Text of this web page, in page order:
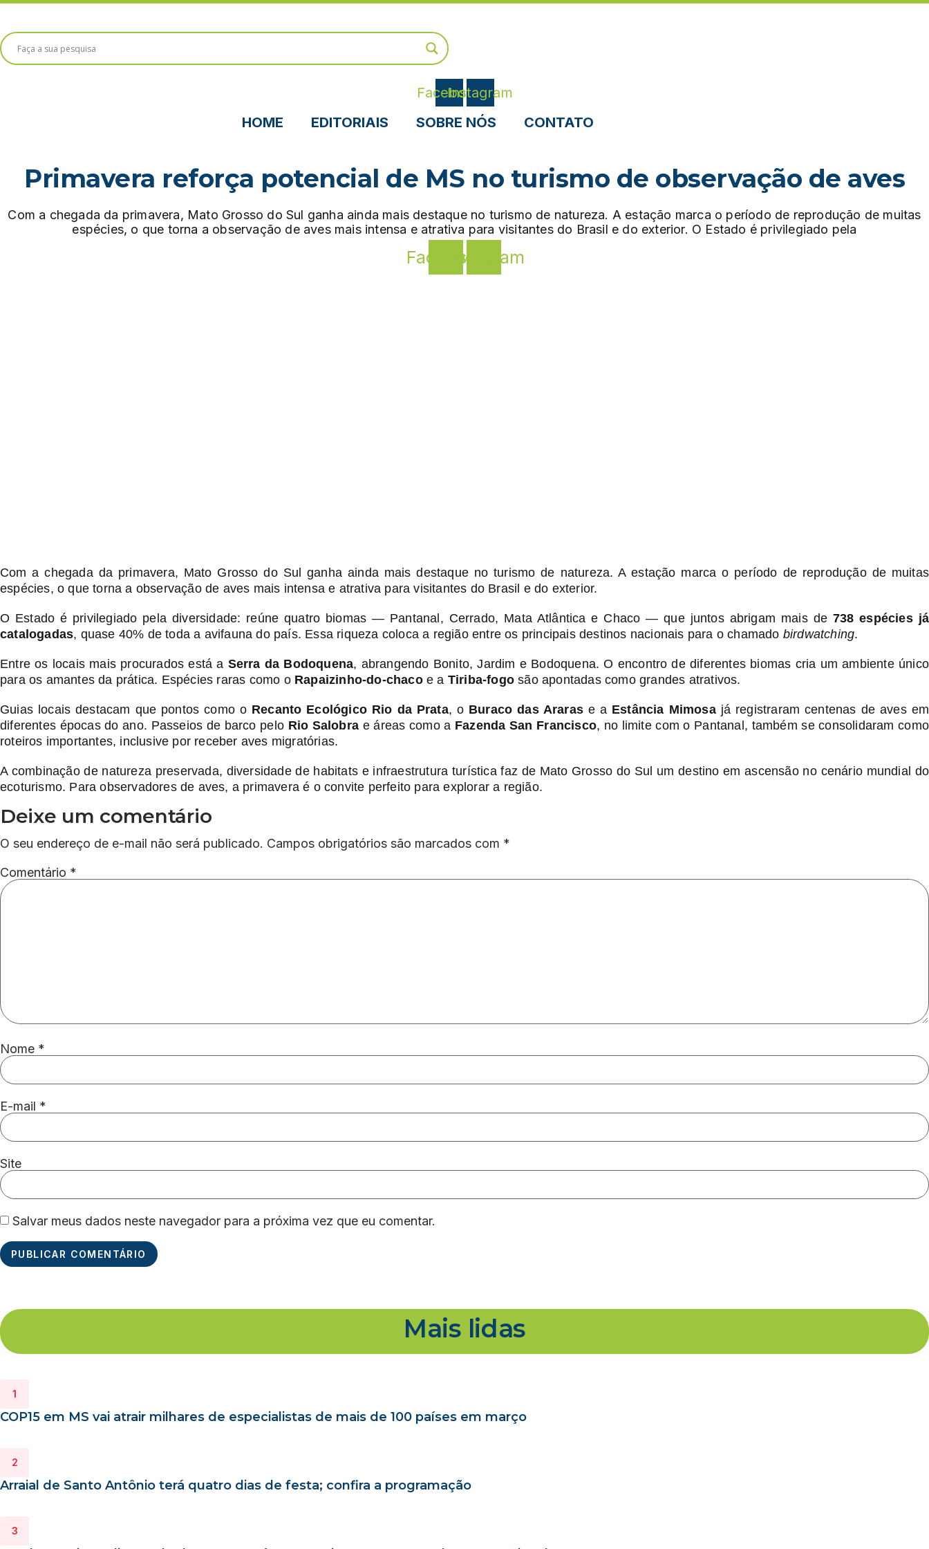
Ir
o
conteúdo
Facebook
Instagram
HOME
EDITORIAIS SOBRE NÓS CONTATO
Primavera reforça potencial de MS no turismo de observação de aves
Com a chegada da primavera, Mato Grosso do Sul ganha ainda mais destaque no turismo de natureza. A estação marca o período de reprodução de muitas
espécies, o que torna a observação de aves mais intensa e atrativa para visitantes do Brasil e do exterior. O Estado é privilegiado pela
FacebookInstagram
Com a chegada da primavera, Mato Grosso do Sul ganha ainda mais destaque no turismo de natureza. A estação marca o período de reprodução de muitas
espécies, o que torna a observação de aves mais intensa e atrativa para visitantes do Brasil e do exterior.
O Estado é privilegiado pela diversidade: reúne quatro biomas — Pantanal, Cerrado, Mata Atlântica e Chaco — que juntos abrigam mais de 738 espécies já
catalogadas, quase 40% de toda a avifauna do país. Essa riqueza coloca a região entre os principais destinos nacionais para o chamado birdwatching.
Entre os locais mais procurados está a Serra da Bodoquena, abrangendo Bonito, Jardim e Bodoquena. O encontro de diferentes biomas cria um ambiente único
para os amantes da prática. Espécies raras como o Rapaizinho-do-chacoe a Tiriba-fogo são apontadas como grandes atrativos.
Guias locais destacam que pontos como o Recanto Ecológico Rio da Prata, o Buraco das Ararase a Estância Mimosajá registraram centenas de aves em
diferentes épocas do ano. Passeios de barco pelo Rio Salobra e áreas como a Fazenda San Francisco, no limite com o Pantanal, também se consolidaram como
roteiros importantes, inclusive por receber aves migratórias.
A combinação de natureza preservada, diversidade de habitats e infraestrutura turística faz de Mato Grosso do Sul um destino em ascensão no cenário mundial do
ecoturismo. Para observadores de aves, a primavera é o convite perfeito para explorar a região.
Deixe um comentário
O seu endereço de e-mail não será publicado. Campos obrigatórios são marcados com *
Comentário *
Nome *
E-mail *
Site
Salvar meus dados neste navegador para a próxima vez que eu comentar.
Mais lidas
COP15 em MS vai atrair milhares de especialistas de mais de 100 países em março
Arraial de Santo Antônio terá quatro dias de festa; confira a programação